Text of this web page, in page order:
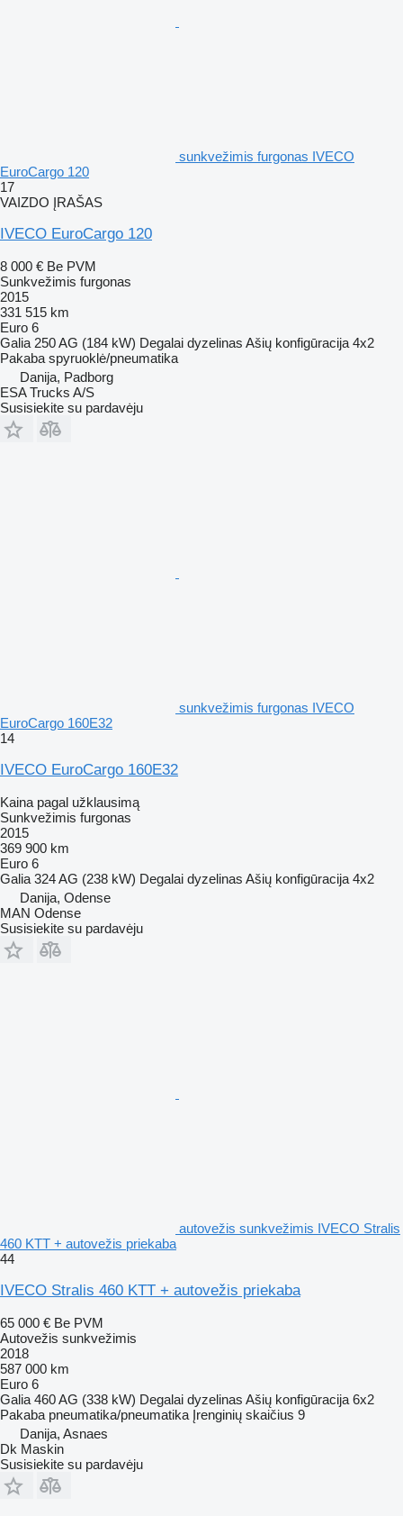
sunkvežimis furgonas IVECO
EuroCargo 120
17
VAIZDO ĮRAŠAS
IVECO EuroCargo 120
8 000 € Be PVM
Sunkvežimis furgonas
2015
331 515 km
Euro 6
Galia 250 AG (184 kW) Degalai dyzelinas Ašių konfigūracija 4x2
Pakaba spyruoklė/pneumatika
Danija, Padborg
ESA Trucks A/S
Susisiekite su pardavėju
sunkvežimis furgonas IVECO
EuroCargo 160E32
14
IVECO EuroCargo 160E32
Kaina pagal užklausimą
Sunkvežimis furgonas
2015
369 900 km
Euro 6
Galia 324 AG (238 kW) Degalai dyzelinas Ašių konfigūracija 4x2
Danija, Odense
MAN Odense
Susisiekite su pardavėju
autovežis sunkvežimis IVECO Stralis
460 KTT + autovežis priekaba
44
IVECO Stralis 460 KTT + autovežis priekaba
65 000 € Be PVM
Autovežis sunkvežimis
2018
587 000 km
Euro 6
Galia 460 AG (338 kW) Degalai dyzelinas Ašių konfigūracija 6x2
Pakaba pneumatika/pneumatika Įrenginių skaičius 9
Danija, Asnaes
Dk Maskin
Susisiekite su pardavėju